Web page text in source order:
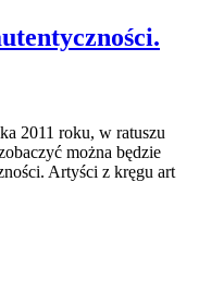
2011 roku, w ratuszu
można będzie
Artyści z kręgu art